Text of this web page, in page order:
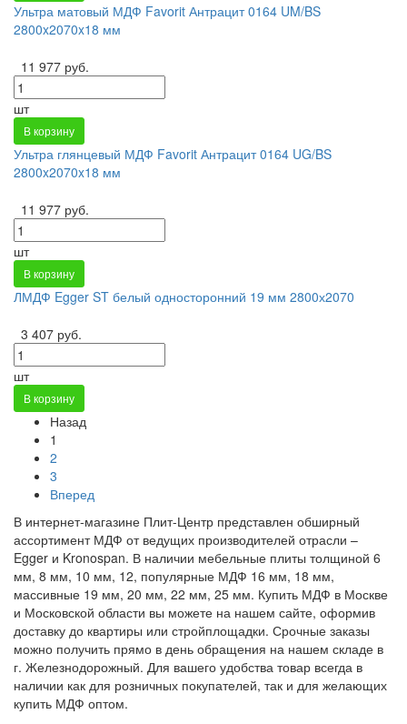
Ультра матовый МДФ Favorit Антрацит 0164 UM/BS
2800x2070x18 мм
11 977 руб.
шт
В корзину
Ультра глянцевый МДФ Favorit Антрацит 0164 UG/BS
2800x2070x18 мм
11 977 руб.
шт
В корзину
ЛМДФ Egger ST белый односторонний 19 мм 2800х2070
3 407 руб.
шт
В корзину
Назад
1
2
3
Вперед
В интернет-магазине Плит-Центр представлен обширный
ассортимент МДФ от ведущих производителей отрасли –
Egger и Kronospan. В наличии мебельные плиты толщиной 6
мм, 8 мм, 10 мм, 12, популярные МДФ 16 мм, 18 мм,
массивные 19 мм, 20 мм, 22 мм, 25 мм. Купить МДФ в Москве
и Московской области вы можете на нашем сайте, оформив
доставку до квартиры или стройплощадки. Срочные заказы
можно получить прямо в день обращения на нашем складе в
г. Железнодорожный. Для вашего удобства товар всегда в
наличии как для розничных покупателей, так и для желающих
купить МДФ оптом.